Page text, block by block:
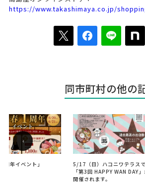
https://www.takashimaya.co.jp/
同市町村の他の
周年イベント」
5/17（日）ハコニワテラスで
「第3回 HAPPY WAN DAY」
開催されます。
‹